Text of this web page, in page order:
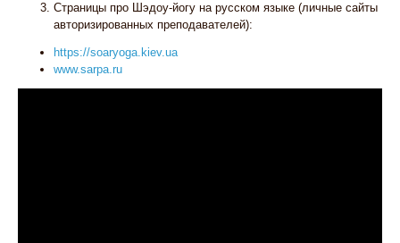
Страницы про Шэдоу-йогу на русском языке (личные сайты
авторизированных преподавателей):
https://soaryoga.kiev.ua
www.sarpa.ru